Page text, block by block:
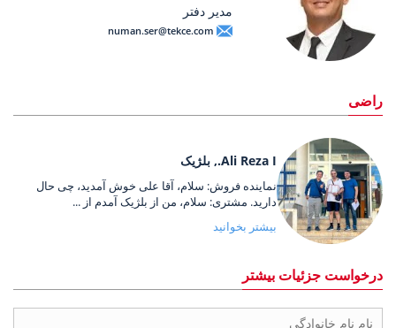
مدیر دفتر
numan.ser@tekce.com
راضی
Ali Reza I., بلژیک
نماینده فروش: سلام، آقا علی خوش آمدید، چی حال
دارید. مشتری: سلام، من از بلژیک آمدم از ...
بیشتر بخوانید
درخواست جزئیات بیشتر